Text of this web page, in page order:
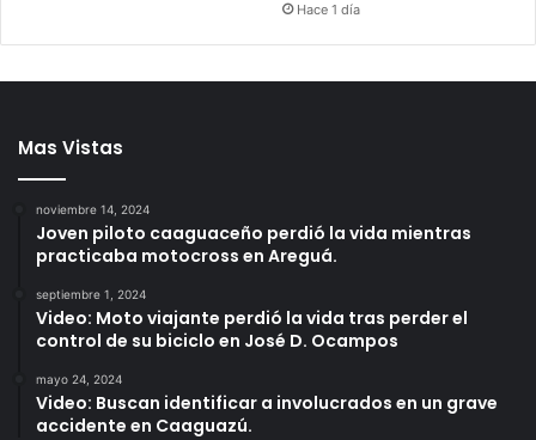
Hace 1 día
Mas Vistas
noviembre 14, 2024
Joven piloto caaguaceño perdió la vida mientras
practicaba motocross en Areguá.
septiembre 1, 2024
Video: Moto viajante perdió la vida tras perder el
control de su biciclo en José D. Ocampos
mayo 24, 2024
Video: Buscan identificar a involucrados en un grave
accidente en Caaguazú.